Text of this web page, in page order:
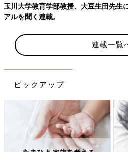
玉川大学教育学部教授、大豆生田先生
アルを聞く連載。
連載一覧
ピックアップ